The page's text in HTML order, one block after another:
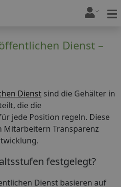
Dienst –
Dienst sind die Gehälter in
die die
jede Position regeln. Diese
Mitarbeitern Transparenz
festgelegt?
Dienst basieren auf